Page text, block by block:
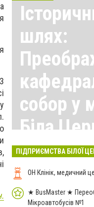
шлях:
собор у
Біла
Всі
ПІДПРИЄМСТВА БІЛОЇ
ОН Клінік, медичний
★ BusMaster ★
Мікроавтобусів №1